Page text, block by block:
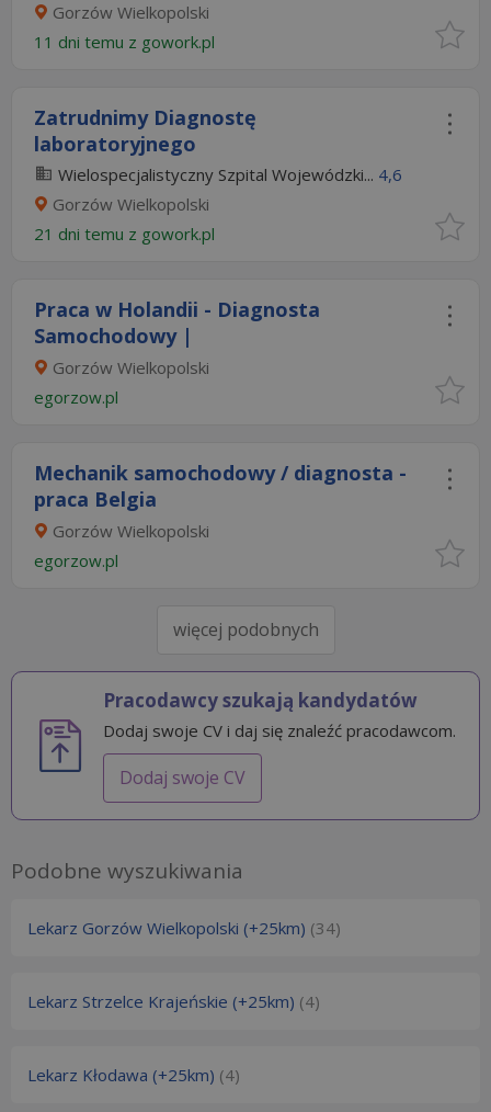
Gorzów Wielkopolski
11 dni temu z gowork.pl
Zatrudnimy Diagnostę
laboratoryjnego
Wielospecjalistyczny Szpital Wojewódzki... 4,6
Gorzów Wielkopolski
21 dni temu z gowork.pl
Praca w Holandii - Diagnosta
Samochodowy |
Gorzów Wielkopolski
egorzow.pl
Mechanik samochodowy / diagnosta -
praca Belgia
Gorzów Wielkopolski
egorzow.pl
więcej podobnych
Pracodawcy szukają kandydatów
Dodaj swoje CV i daj się znaleźć pracodawcom.
Dodaj swoje CV
Podobne wyszukiwania
Lekarz Gorzów Wielkopolski (+25km) (34)
Lekarz Strzelce Krajeńskie (+25km) (4)
Lekarz Kłodawa (+25km) (4)